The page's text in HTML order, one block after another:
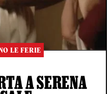
LE FERIE
A SERENA